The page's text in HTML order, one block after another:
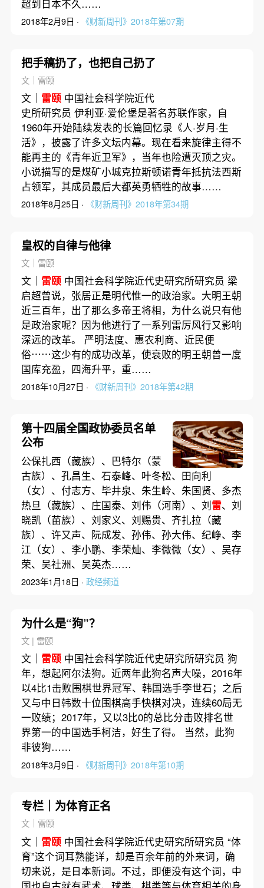
超到日本不久……
2018年2月9日 · 《财新周刊》2018年第07期
把手稿扔了，也把自己扔了
文｜雷颐
文｜ 雷颐中国社会科学院近代
史所研究员 伊利亚·爱伦堡是著名苏联作家，自
1960年开始陆续发表的长篇回忆录《人·岁月·生
活》，披露了许多文坛内幕。现在看来旋律主得不
能再主的《青年近卫军》，当年也险遭灭顶之灾。
小说描写的是煤矿小城克拉斯顿诺青年抵抗法西斯
占领军，其成员最后大都英勇牺牲的故事……
2018年8月25日 · 《财新周刊》2018年第34期
皇权的自律与他律
文｜雷颐
文｜ 雷颐中国社会科学院近代史研究所研究员 梁
启超曾说，张居正是明代惟一的政治家。大明王朝
近三百年，出了那么多帝王将相，为什么说只有他
是政治家呢？因为他进行了一系列雷厉风行又影响
深远的改革。 严明法度、惠农利商、近民便
俗⋯⋯这少有的成功改革，使衰败的明王朝曾一度
国库充盈，四海升平，重……
2018年10月27日 · 《财新周刊》2018年第42期
第十四届全国政协委员名单
公布
公保扎西（藏族）、巴特尔（蒙
古族）、孔昌生、石泰峰、叶冬松、田向利
（女）、付志方、毕井泉、朱生岭、朱国贤、多杰
热旦（藏族）、庄国泰、刘伟（河南）、刘雷、刘
晓凯（苗族）、刘家义、刘赐贵、齐扎拉（藏
族）、许又声、阮成发、孙伟、孙大伟、纪峥、李
江（女）、李小鹏、李荣灿、李微微（女）、吴存
荣、吴社洲、吴英杰……
2023年1月18日 · 政经频道
为什么是“狗”？
文 | 雷颐
文｜ 雷颐中国社会科学院近代史研究所研究员 狗
年，想起阿尔法狗。近两年此狗名声大噪，2016年
以4比1击败围棋世界冠军、韩国选手李世石；之后
又与中日韩数十位围棋高手快棋对决，连续60局无
一败绩；2017年，又以3比0的总比分击败排名世
界第一的中国选手柯洁，好生了得。 当然，此狗
非彼狗……
2018年3月9日 · 《财新周刊》2018年第10期
专栏｜为体育正名
文｜雷颐
文｜ 雷颐中国社会科学院近代史研究所研究员 “体
育”这个词耳熟能详，却是百余年前的外来词，确
切来说，是日本新词。不过，即便没有这个词，中